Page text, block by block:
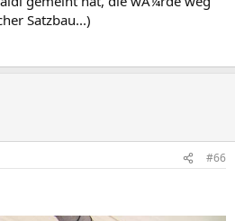
Satzbau...)
#66